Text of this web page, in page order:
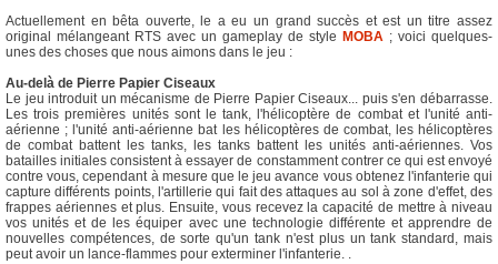
Actuellement en bêta ouverte, le a eu un grand succès et est un titre assez
original mélangeant RTS avec un gameplay de style MOBA ; voici quelques-
unes des choses que nous aimons dans le jeu :
Au-delà de Pierre Papier Ciseaux
Le jeu introduit un mécanisme de Pierre Papier Ciseaux... puis s'en débarrasse.
Les trois premières unités sont le tank, l'hélicoptère de combat et l'unité anti-
aérienne ; l'unité anti-aérienne bat les hélicoptères de combat, les hélicoptères
de combat battent les tanks, les tanks battent les unités anti-aériennes. Vos
batailles initiales consistent à essayer de constamment contrer ce qui est envoyé
contre vous, cependant à mesure que le jeu avance vous obtenez l'infanterie qui
capture différents points, l'artillerie qui fait des attaques au sol à zone d'effet, des
frappes aériennes et plus. Ensuite, vous recevez la capacité de mettre à niveau
vos unités et de les équiper avec une technologie différente et apprendre de
nouvelles compétences, de sorte qu'un tank n'est plus un tank standard, mais
peut avoir un lance-flammes pour exterminer l'infanterie. .